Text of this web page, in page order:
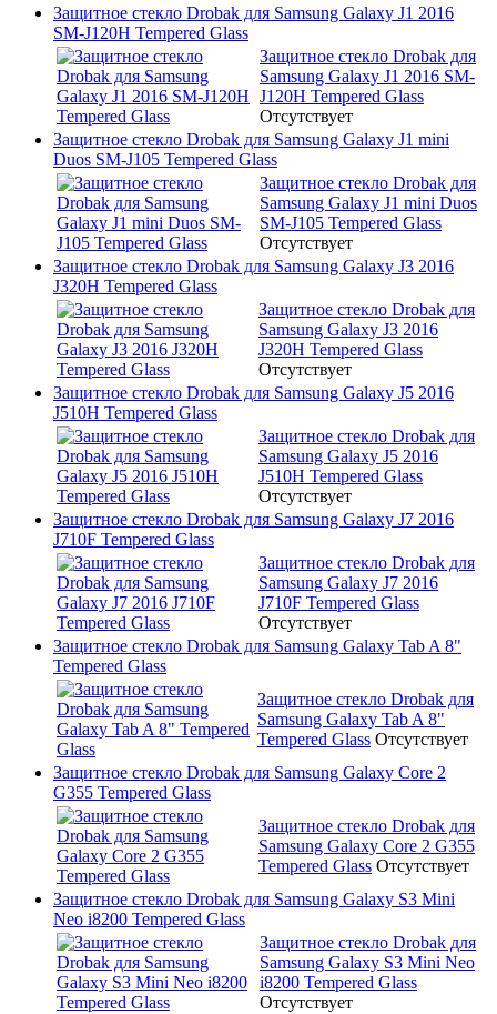
Защитное стекло Drobak для Samsung Galaxy J1 2016
SM-J120H Tempered Glass
Защитное стекло Drobak для
Samsung Galaxy J1 2016 SM-
J120H Tempered Glass
Отсутствует
Защитное стекло Drobak для Samsung Galaxy J1 mini
Duos SM-J105 Tempered Glass
Защитное стекло Drobak для
Samsung Galaxy J1 mini Duos
SM-J105 Tempered Glass
Отсутствует
Защитное стекло Drobak для Samsung Galaxy J3 2016
J320H Tempered Glass
Защитное стекло Drobak для
Samsung Galaxy J3 2016
J320H Tempered Glass
Отсутствует
Защитное стекло Drobak для Samsung Galaxy J5 2016
J510H Tempered Glass
Защитное стекло Drobak для
Samsung Galaxy J5 2016
J510H Tempered Glass
Отсутствует
Защитное стекло Drobak для Samsung Galaxy J7 2016
J710F Tempered Glass
Защитное стекло Drobak для
Samsung Galaxy J7 2016
J710F Tempered Glass
Отсутствует
Защитное стекло Drobak для Samsung Galaxy Tab A 8"
Tempered Glass
Защитное стекло Drobak для
Samsung Galaxy Tab A 8"
Tempered Glass Отсутствует
Защитное стекло Drobak для Samsung Galaxy Core 2
G355 Tempered Glass
Защитное стекло Drobak для
Samsung Galaxy Core 2 G355
Tempered Glass Отсутствует
Защитное стекло Drobak для Samsung Galaxy S3 Mini
Neo i8200 Tempered Glass
Защитное стекло Drobak для
Samsung Galaxy S3 Mini Neo
i8200 Tempered Glass
Отсутствует